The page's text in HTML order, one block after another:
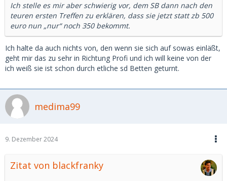
Ich stelle es mir aber schwierig vor, dem SB dann nach den
teuren ersten Treffen zu erklären, dass sie jetzt statt zb 500
euro nun „nur“ noch 350 bekommt.
Ich halte da auch nichts von, den wenn sie sich auf sowas einläßt,
geht mir das zu sehr in Richtung Profi und ich will keine von der
ich weiß sie ist schon durch etliche sd Betten geturnt.
medima99
9. Dezember 2024
Zitat von blackfranky